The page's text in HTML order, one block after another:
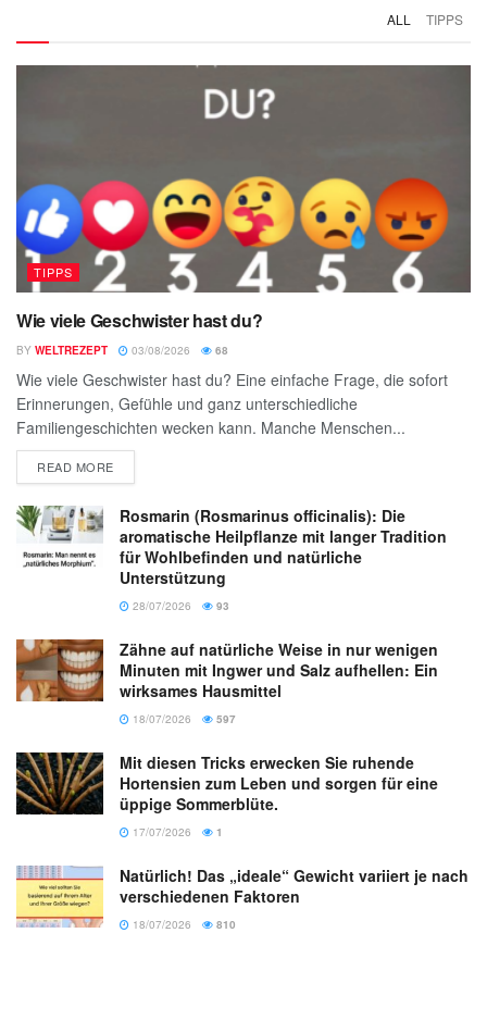
ALL TIPPS
TIPPS
Wie viele Geschwister hast du?
BY WELTREZEPT 03/08/2026 68
Wie viele Geschwister hast du? Eine einfache Frage, die sofort
Erinnerungen, Gefühle und ganz unterschiedliche
Familiengeschichten wecken kann. Manche Menschen...
READ MORE
Rosmarin (Rosmarinus officinalis): Die
aromatische Heilpflanze mit langer Tradition
für Wohlbefinden und natürliche
Unterstützung
28/07/2026 93
Zähne auf natürliche Weise in nur wenigen
Minuten mit Ingwer und Salz aufhellen: Ein
wirksames Hausmittel
18/07/2026 597
Mit diesen Tricks erwecken Sie ruhende
Hortensien zum Leben und sorgen für eine
üppige Sommerblüte.
17/07/2026 1
Natürlich! Das „ideale“ Gewicht variiert je nach
verschiedenen Faktoren
18/07/2026 810